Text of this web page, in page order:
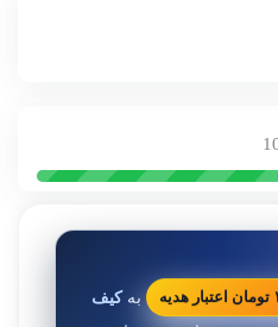
به کیف